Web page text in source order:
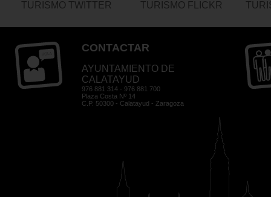
TURISMO TWITTER TURISMO FLICKR
CONTACTAR
AYUNTAMIENTO DE
CALATAYUD
976 881 314 - 976 881 700
Plaza Costa Nº 14
C.P. 50300 - Calatayud - Zaragoza